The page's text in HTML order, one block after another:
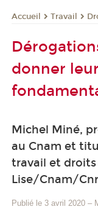
Accueil Travail
donner
Michel Miné,
au Cnam et
travail et droits
Lise/Cnam/
Publié le 3 avril 2020 –